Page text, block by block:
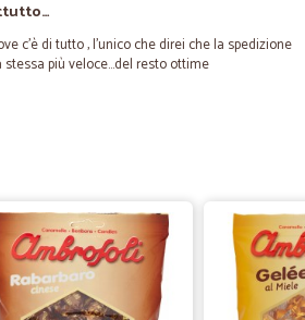
c'è di tutto , l'unico che direi che la spedizione
più veloce...del resto ottime
l'ordine ho sfogliato il catalogo dove esiste una
parte che mi sono stati recapitati a casa
pacco, oltre a ciò che ho ordinato c'erano alcuni
questa coccola, farò altri acquisti da loro.